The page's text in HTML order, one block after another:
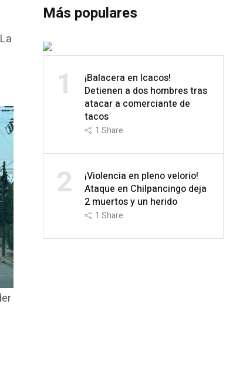
Más populares
1
¡Balacera en Icacos!
Detienen a dos hombres tras
atacar a comerciante de
tacos
1 Share
2
¡Violencia en pleno velorio!
Ataque en Chilpancingo deja
2 muertos y un herido
1 Share